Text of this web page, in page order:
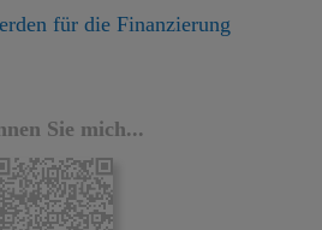
für die Finanzierung
Sie mich...